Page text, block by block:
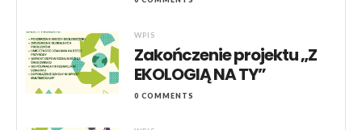
WPIS
Zakończenie projektu „Z
EKOLOGIĄ NA TY”
0 COMMENTS